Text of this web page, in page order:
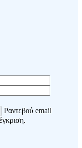
Ραντεβού email